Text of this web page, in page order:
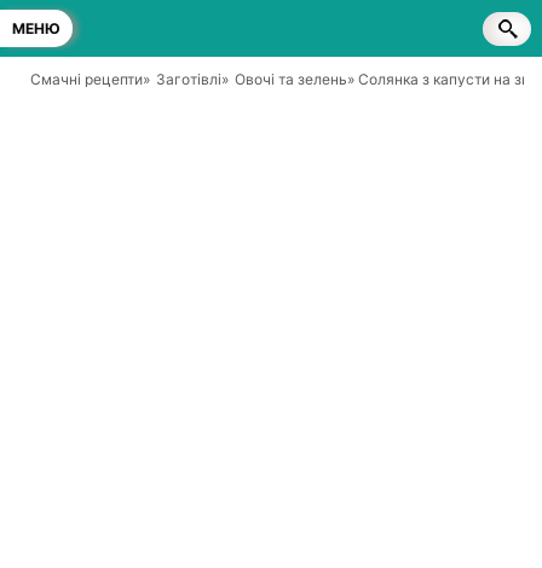
МЕНЮ
Смачні рецепти» Заготівлі» Овочі та зелень» Солянка з капусти на